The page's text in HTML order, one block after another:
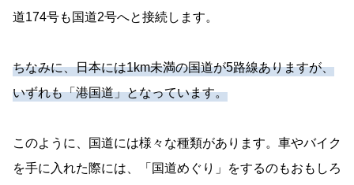
道174号も国道2号へと接続します。
ちなみに、日本には1km未満の国道が5路線ありますが、
いずれも「港国道」となっています。
このように、国道には様々な種類があります。車やバイク
を手に入れた際には、「国道めぐり」をするのもおもしろ